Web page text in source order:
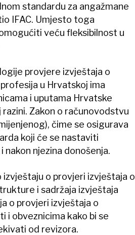
standardu za angažmane
IFAC. Umjesto toga
veću fleksibilnost u
provjere izvještaja o
u Hrvatskoj ima
i uputama Hrvatske
Zakon o računovodstvu
čime se osigurava
koji će se nastaviti
nakon njezina donošenja.
o provjeri izvještaja o
i sadržaja izvještaja
o provjeri izvještaja o
i obveznicima kako bi se
od revizora.